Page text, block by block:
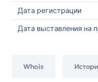
Дата регистрации
Дата выставления на
Whois